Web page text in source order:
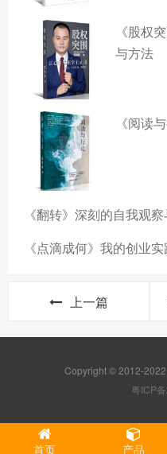
《股权
与方法
《阅读
《翻转》深刻的自我观
《点滴成何》我的创业
上一篇
Copyright © 2012-
粤ICP
首页 产品